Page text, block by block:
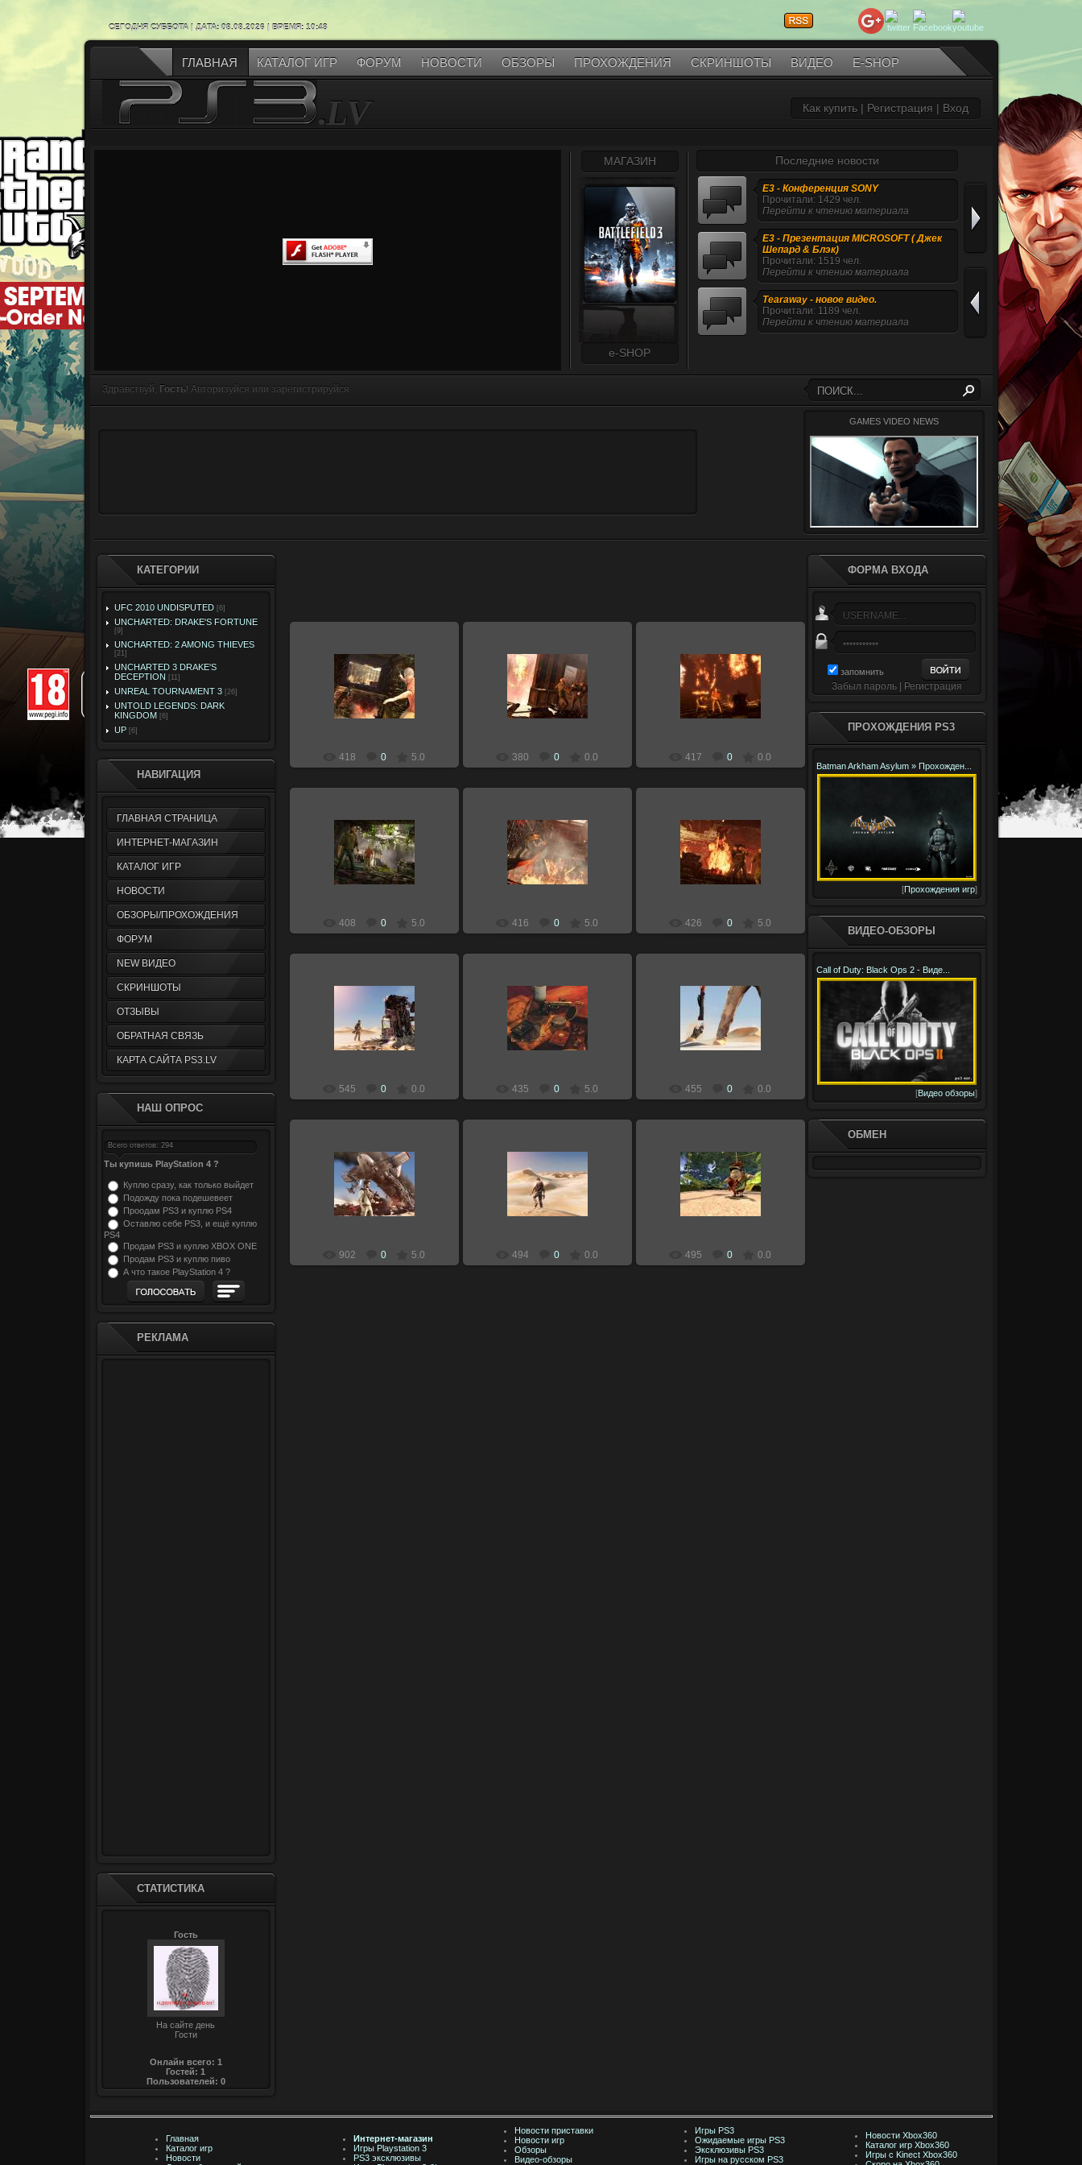
СЕГОДНЯ СУББОТА | ДАТА: 08.08.2026 | ВРЕМЯ: 10:48
ГЛАВНАЯ КАТАЛОГ ИГР ФОРУМ НОВОСТИ ОБЗОРЫ ПРОХОЖДЕНИЯ СКРИНШОТЫ ВИДЕО E-SHOP
.LV Как купить| Регистрация | Вход
МАГАЗИН
e-SHOP
Последние новости
E3 - Конференция SONY
Прочитали: 1429 чел.
Перейти к чтению материала
E3 - Презентация MICROSOFT ( Джек
Шепард & Блэк)
Прочитали: 1519 чел.
Перейти к чтению материала
Tearaway - новое видео.
Прочитали: 1189 чел.
Перейти к чтению материала
Здравствуй, Гость! Авторизуйся или зарегистрируйся
GAMES VIDEO NEWS
КАТЕГОРИИ
UFC 2010 UNDISPUTED [6]
UNCHARTED: DRAKE'S FORTUNE
[9]
UNCHARTED: 2 AMONG THIEVES
[21]
UNCHARTED 3 DRAKE'S
DECEPTION [11]
UNREAL TOURNAMENT 3 [26]
UNTOLD LEGENDS: DARK
KINGDOM [6]
UP [6]
НАВИГАЦИЯ
ГЛАВНАЯ СТРАНИЦА
ИНТЕРНЕТ-МАГАЗИН
КАТАЛОГ ИГР
НОВОСТИ
ОБЗОРЫ/ПРОХОЖДЕНИЯ
ФОРУМ
NEW ВИДЕО
СКРИНШОТЫ
ОТЗЫВЫ
ОБРАТНАЯ СВЯЗЬ
КАРТА САЙТА PS3.LV
НАШ ОПРОС
Всего ответов: 294
Ты купишь PlayStation 4 ?
Куплю сразу, как только выйдет
Подожду пока подешевеет
Проодам PS3 и куплю PS4
Оставлю себе PS3, и ещё куплю
PS4
Продам PS3 и куплю XBOX ONE
Продам PS3 и куплю пиво
А что такое PlayStation 4 ?
РЕКЛАМА
СТАТИСТИКА
Гость
На сайте день
Гости
Онлайн всего: 1
Гостей: 1
Пользователей: 0
07.01.2011
Zloi
418 0 5.0
07.01.2011
Zloi
380 0 0.0
07.01.2011
Zloi
417 0 0.0
07.01.2011
Zloi
408 0 5.0
07.01.2011
Zloi
416 0 5.0
07.01.2011
Zloi
426 0 5.0
18.12.2010
Zloi
545 0 0.0
18.12.2010
Zloi
435 0 5.0
18.12.2010
Zloi
455 0 0.0
18.12.2010
Zloi
902 0 5.0
18.12.2010
Zloi
494 0 0.0
07.05.2010
Zloi
495 0 0.0
ФОРМА ВХОДА
запомнить
Забыл пароль| Регистрация
ПРОХОЖДЕНИЯ PS3
Batman Arkham Asylum » Прохожден...
[Прохождения игр]
ВИДЕО-ОБЗОРЫ
Call of Duty: Black Ops 2 - Виде...
[Видео обзоры]
ОБМЕН
Главная
Каталог игр
Новости
Интернет-магазин
Игры Playstation 3
PS3 эксклюзивы
Новости приставки
Новости игр
Обзоры
Видео-обзоры
Игры PS3
Ожидаемые игры PS3
Эксклюзивы PS3
Игры на русском PS3
Новости Xbox360
Каталог игр Xbox360
Игры с Kinect Xbox360